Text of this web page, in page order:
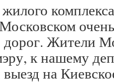
дорог. Жители
к нашему
выезд на